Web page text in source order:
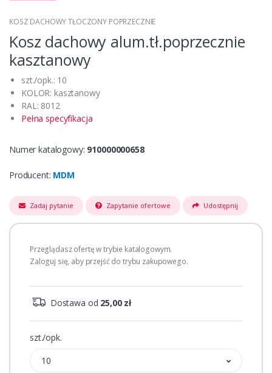
KOSZ DACHOWY TŁOCZONY POPRZECZNIE
Kosz dachowy alum.tł.poprzecznie
kasztanowy
szt./opk.: 10
KOLOR: kasztanowy
RAL: 8012
Pełna specyfikacja
Numer katalogowy: 910000000658
Producent: MDM
Zadaj pytanie Zapytanie ofertowe Udostępnij
Przeglądasz ofertę w trybie katalogowym.
Zaloguj się, aby przejść do trybu zakupowego.
Dostawa od 25,00 zł
szt./opk.
10